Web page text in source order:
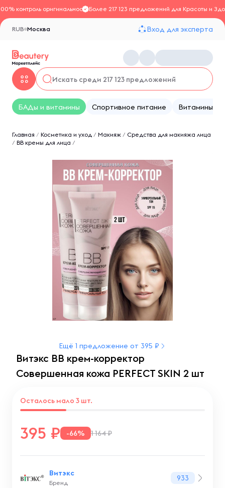
контроль оригинальностиБолее 217 123 предложений для Красоты и
Москва
RUB Вход для эксперта
БАДы и витамины Спортивное питание Витамины
Главная / Косметика и уход / Макияж / Средства для макияжа лица
/ BB кремы для лица /
Ещё 1 предложение от 395 ₽
Витэкс ВВ крем-корректор
Совершенная кожа РERFECT SKIN 2 шт
395 -66% 1 164 ₽
Осталось мало 3 шт.
Витэкс
Бренд
933